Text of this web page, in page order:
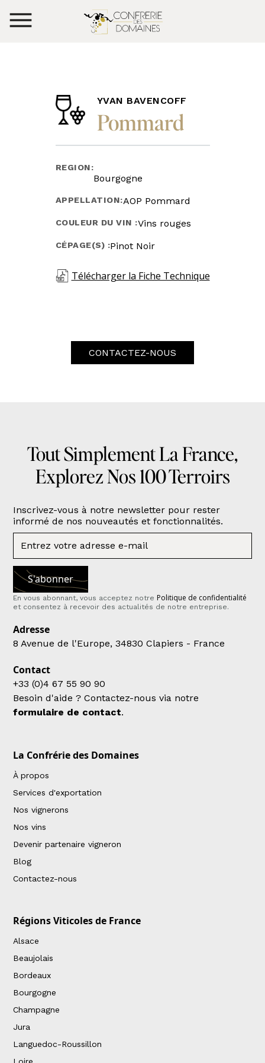
YVAN BAVENCOFF
Pommard
REGION:
Bourgogne
APPELLATION:AOP Pommard
COULEUR DU VIN :Vins rouges
CÉPAGE(S) :Pinot Noir
Télécharger la Fiche Technique
CONTACTEZ-NOUS
Tout Simplement La France,
Explorez Nos 100 Terroirs
Inscrivez-vous à notre newsletter pour rester
informé de nos nouveautés et fonctionnalités.
En vous abonnant, vous acceptez notre Politique de confidentialité
et consentez à recevoir des actualités de notre entreprise.
Adresse
8 Avenue de l'Europe, 34830 Clapiers - France
Contact
+33 (0)4 67 55 90 90
Besoin d'aide ? Contactez-nous via notre
formulaire de contact.
La Confrérie des Domaines
À propos
Services d'exportation
Nos vignerons
Nos vins
Devenir partenaire vigneron
Blog
Contactez-nous
Régions Viticoles de France
Alsace
Beaujolais
Bordeaux
Bourgogne
Champagne
Jura
Languedoc-Roussillon
Loire